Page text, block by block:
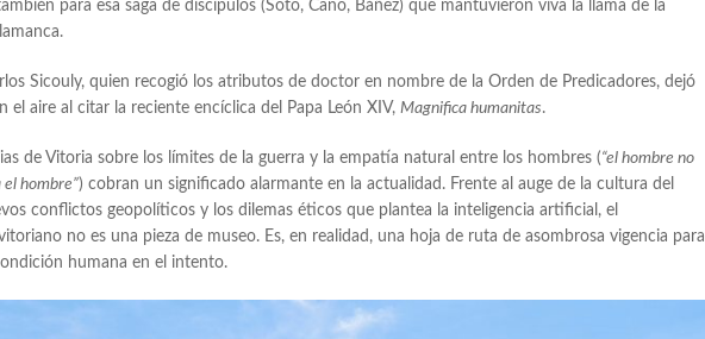
para esa saga de discípulos (Soto, Cano, Báñez) que mantuvieron viva la llama de la
Sicouly, quien recogió los atributos de doctor en nombre de la Orden de Predicadores, dejó
el aire al citar la reciente encíclica del Papa León XIV, Magnifica humanitas.
de Vitoria sobre los límites de la guerra y la empatía natural entre los hombres (“el hombre no
el hombre”) cobran un significado alarmante en la actualidad. Frente al auge de la cultura del
conflictos geopolíticos y los dilemas éticos que plantea la inteligencia artificial, el
no es una pieza de museo. Es, en realidad, una hoja de ruta de asombrosa vigencia para
humana en el intento.